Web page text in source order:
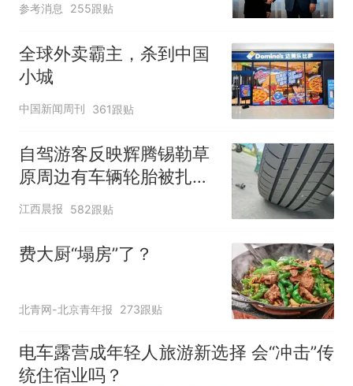
参考消息 255跟贴
全球外卖霸主，杀到中国
小城
中国新闻周刊 361跟贴
自驾游客反映辉腾锡勒草
原周边有车辆轮胎被扎，
修理店铺换胎价格高达千
元，官方发布情况通报
江西晨报 582跟贴
费大厨“塌房”了？
北青网-北京青年报 273跟贴
电车露营成年轻人旅游新选择 会“冲击”传
统住宿业吗？